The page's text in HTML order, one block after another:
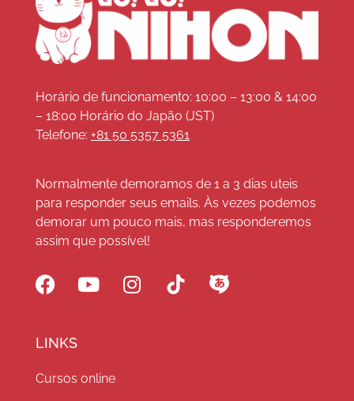
Horário de funcionamento: 10:00 – 13:00 & 14:00
– 18:00 Horário do Japão (JST)
Telefone: +81 50 5357 5361
Normalmente demoramos de 1 a 3 dias uteis
para responder seus emails. Às vezes podemos
demorar um pouco mais, mas responderemos
assim que possível!
LINKS
Cursos online